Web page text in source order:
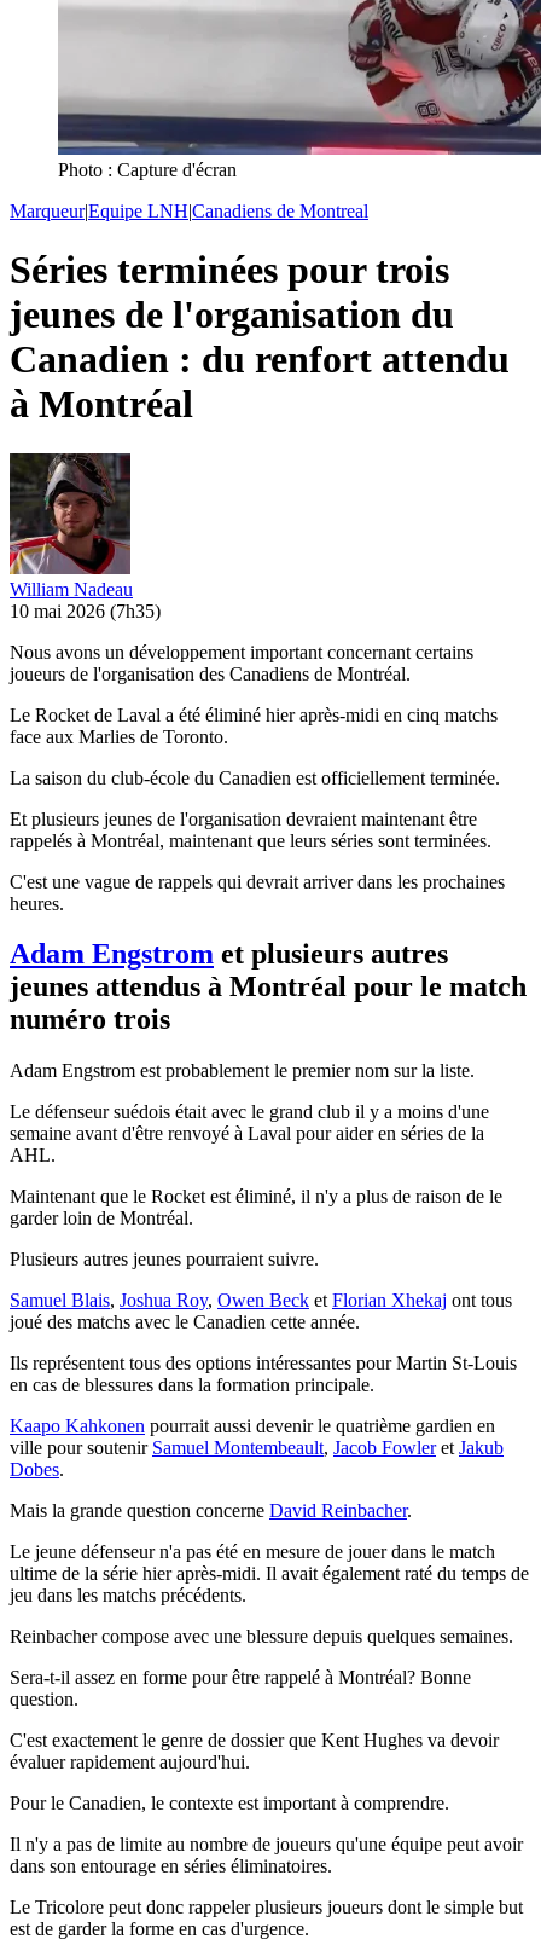
Photo : Capture d'écran
Marqueur|Equipe LNH|Canadiens de Montreal
Séries terminées pour trois
jeunes de l'organisation du
Canadien : du renfort attendu
à Montréal
William Nadeau
10 mai 2026 (7h35)
Nous avons un développement important concernant certains
joueurs de l'organisation des Canadiens de Montréal.
Le Rocket de Laval a été éliminé hier après-midi en cinq matchs
face aux Marlies de Toronto.
La saison du club-école du Canadien est officiellement terminée.
Et plusieurs jeunes de l'organisation devraient maintenant être
rappelés à Montréal, maintenant que leurs séries sont terminées.
C'est une vague de rappels qui devrait arriver dans les prochaines
heures.
Adam Engstrom et plusieurs autres
jeunes attendus à Montréal pour le match
numéro trois
Adam Engstrom est probablement le premier nom sur la liste.
Le défenseur suédois était avec le grand club il y a moins d'une
semaine avant d'être renvoyé à Laval pour aider en séries de la
AHL.
Maintenant que le Rocket est éliminé, il n'y a plus de raison de le
garder loin de Montréal.
Plusieurs autres jeunes pourraient suivre.
Samuel Blais, Joshua Roy, Owen Beck et Florian Xhekaj ont tous
joué des matchs avec le Canadien cette année.
Ils représentent tous des options intéressantes pour Martin St-Louis
en cas de blessures dans la formation principale.
Kaapo Kahkonen pourrait aussi devenir le quatrième gardien en
ville pour soutenir Samuel Montembeault, Jacob Fowleret Jakub
Dobes.
Mais la grande question concerne David Reinbacher.
Le jeune défenseur n'a pas été en mesure de jouer dans le match
ultime de la série hier après-midi. Il avait également raté du temps de
jeu dans les matchs précédents.
Reinbacher compose avec une blessure depuis quelques semaines.
Sera-t-il assez en forme pour être rappelé à Montréal? Bonne
question.
C'est exactement le genre de dossier que Kent Hughes va devoir
évaluer rapidement aujourd'hui.
Pour le Canadien, le contexte est important à comprendre.
Il n'y a pas de limite au nombre de joueurs qu'une équipe peut avoir
dans son entourage en séries éliminatoires.
Le Tricolore peut donc rappeler plusieurs joueurs dont le simple but
est de garder la forme en cas d'urgence.